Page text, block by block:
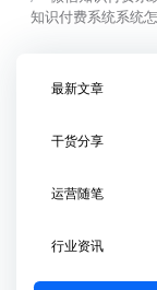
知识付费系统系统
最新文章
干货分享
运营随笔
行业资讯